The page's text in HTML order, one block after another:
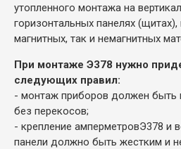
утопленного монтажа на
горизонтальных панелях
магнитных, так и немагнитных
При монтаже Э378 нужно
следующих правил:
- монтаж приборов должен быть
без перекосов;
- крепление амперметровЭ378 и
панели должно быть жестким и